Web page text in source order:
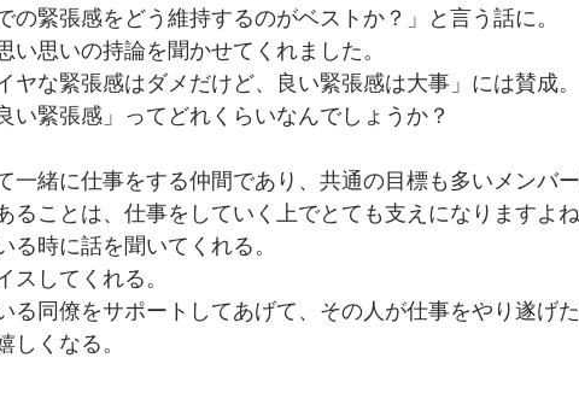
の緊張感をどう維持するのがベストか？」と言う話に。
い思いの持論を聞かせてくれました。
ヤな緊張感はダメだけど、良い緊張感は大事」には賛成。
い緊張感」ってどれくらいなんでしょうか？
一緒に仕事をする仲間であり、共通の目標も多いメンバ
ることは、仕事をしていく上でとても支えになりますよね
る時に話を聞いてくれる。
スしてくれる。
る同僚をサポートしてあげて、その人が仕事をやり遂げ
しくなる。